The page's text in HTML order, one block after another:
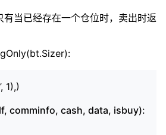
当已经存在一个仓位时，卖出时返
1),)
comminfo, cash, data, isbuy):